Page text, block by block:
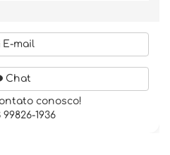
E-mail
Chat
conosco!
1936